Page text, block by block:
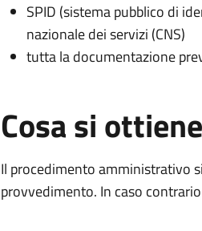
SPID (sistema pubblico di
nazionale dei servizi (CNS)
tutta la documentazione
Cosa si ottiene
Il procedimento amministrativo
provvedimento. In caso